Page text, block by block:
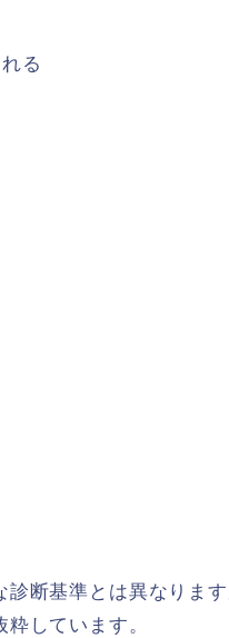
る
断基準とは異なりま
しています。